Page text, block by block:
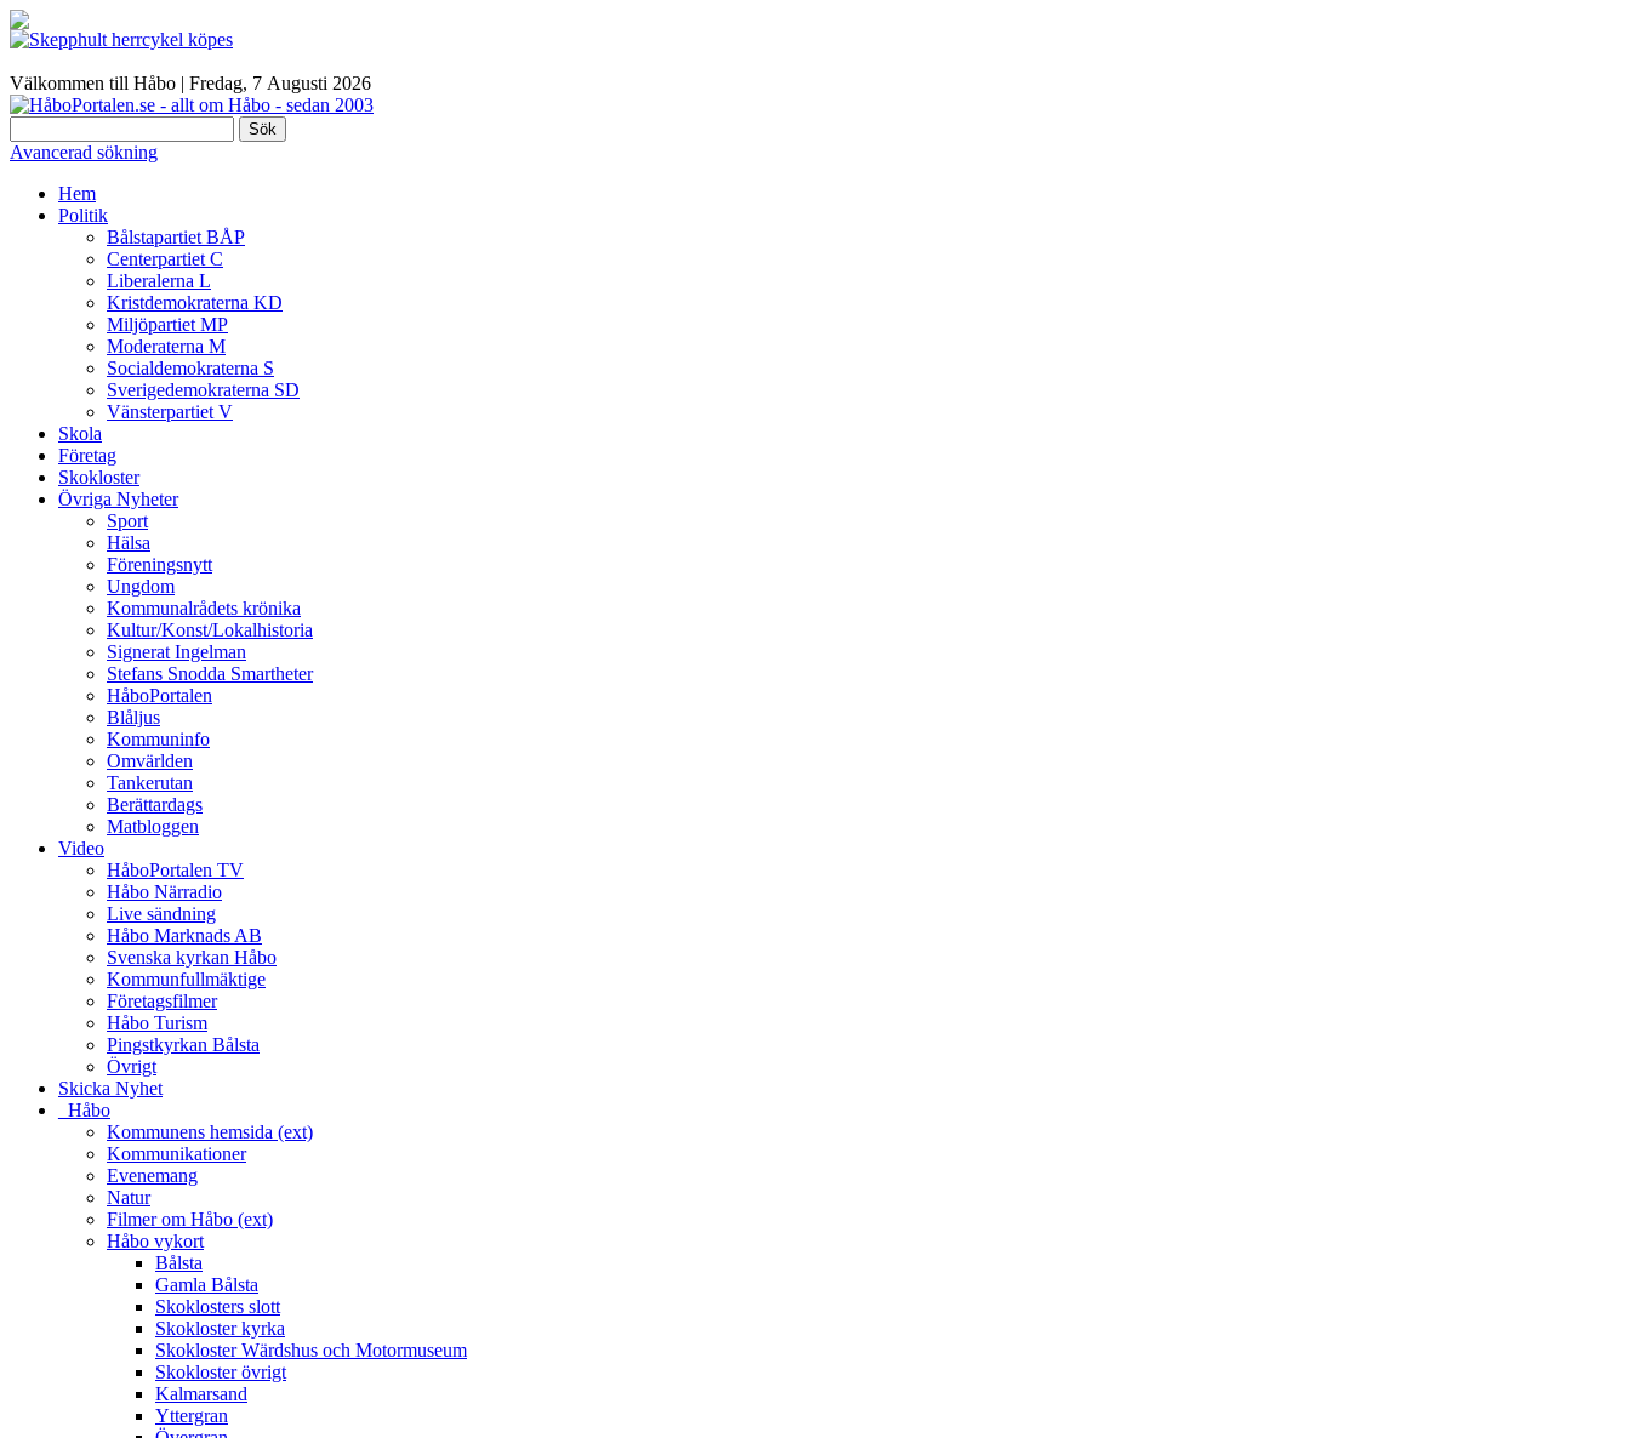
Välkommen till Håbo | Fredag, 7 Αugusti 2026
Sök
Avancerad sökning
Hem
Politik
Bålstapartiet BÅP
Centerpartiet C
Liberalerna L
Kristdemokraterna KD
Miljöpartiet MP
Moderaterna M
Socialdemokraterna S
Sverigedemokraterna SD
Vänsterpartiet V
Skola
Företag
Skokloster
Övriga Nyheter
Sport
Hälsa
Föreningsnytt
Ungdom
Kommunalrådets krönika
Kultur/Konst/Lokalhistoria
Signerat Ingelman
Stefans Snodda Smartheter
HåboPortalen
Blåljus
Kommuninfo
Omvärlden
Tankerutan
Berättardags
Matbloggen
Video
HåboPortalen TV
Håbo Närradio
Live sändning
Håbo Marknads AB
Svenska kyrkan Håbo
Kommunfullmäktige
Företagsfilmer
Håbo Turism
Pingstkyrkan Bålsta
Övrigt
Skicka Nyhet
_Håbo
Kommunens hemsida (ext)
Kommunikationer
Evenemang
Natur
Filmer om Håbo (ext)
Håbo vykort
Bålsta
Gamla Bålsta
Skoklosters slott
Skokloster kyrka
Skokloster Wärdshus och Motormuseum
Skokloster övrigt
Kalmarsand
Yttergran